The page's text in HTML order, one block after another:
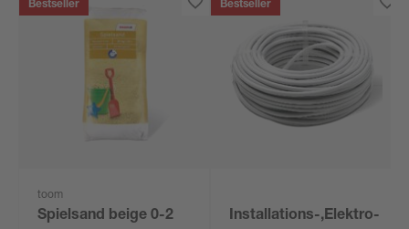
Bestseller
toom
Spielsand beige 0-2
Bestseller
Installations-,Elektro-